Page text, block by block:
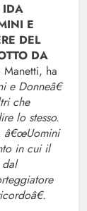
IDA
E
DEL
DA
ha
Donneâ€
che
lo stesso.
â€œUomini
in cui il